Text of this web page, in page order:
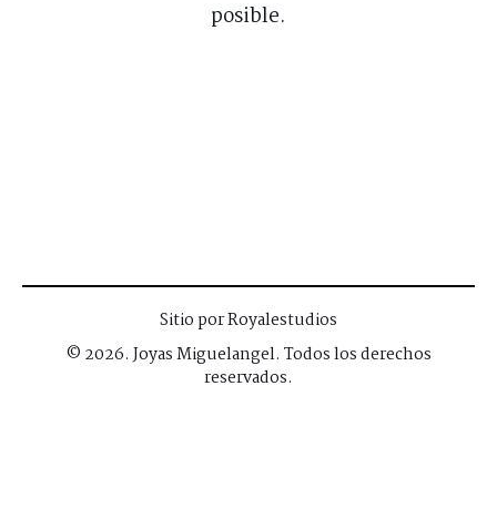
posible.
Sitio por Royalestudios
© 2026. Joyas Miguelangel. Todos los derechos
reservados.